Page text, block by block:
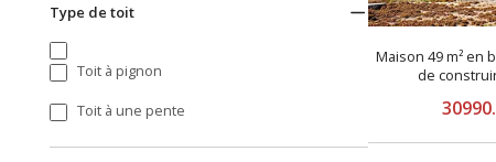
Type de toit
Toit à pignon
Toit à une pente
Maison 49 m² en
de